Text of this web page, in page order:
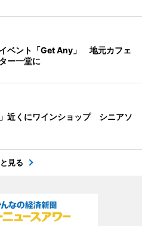
ベント「Get Any」 地元カフェ
ー一堂に
」近くにワインショップ シニアソ
見る